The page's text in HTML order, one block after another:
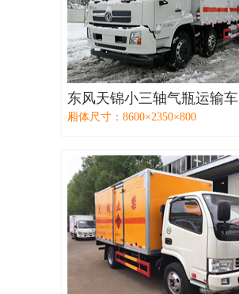
东风天锦小三轴气瓶运输车
厢体尺寸：8600×2350×800